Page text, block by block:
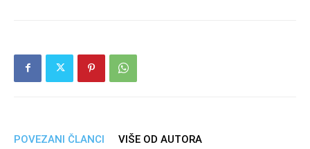
POVEZANI ČLANCI VIŠE OD AUTORA